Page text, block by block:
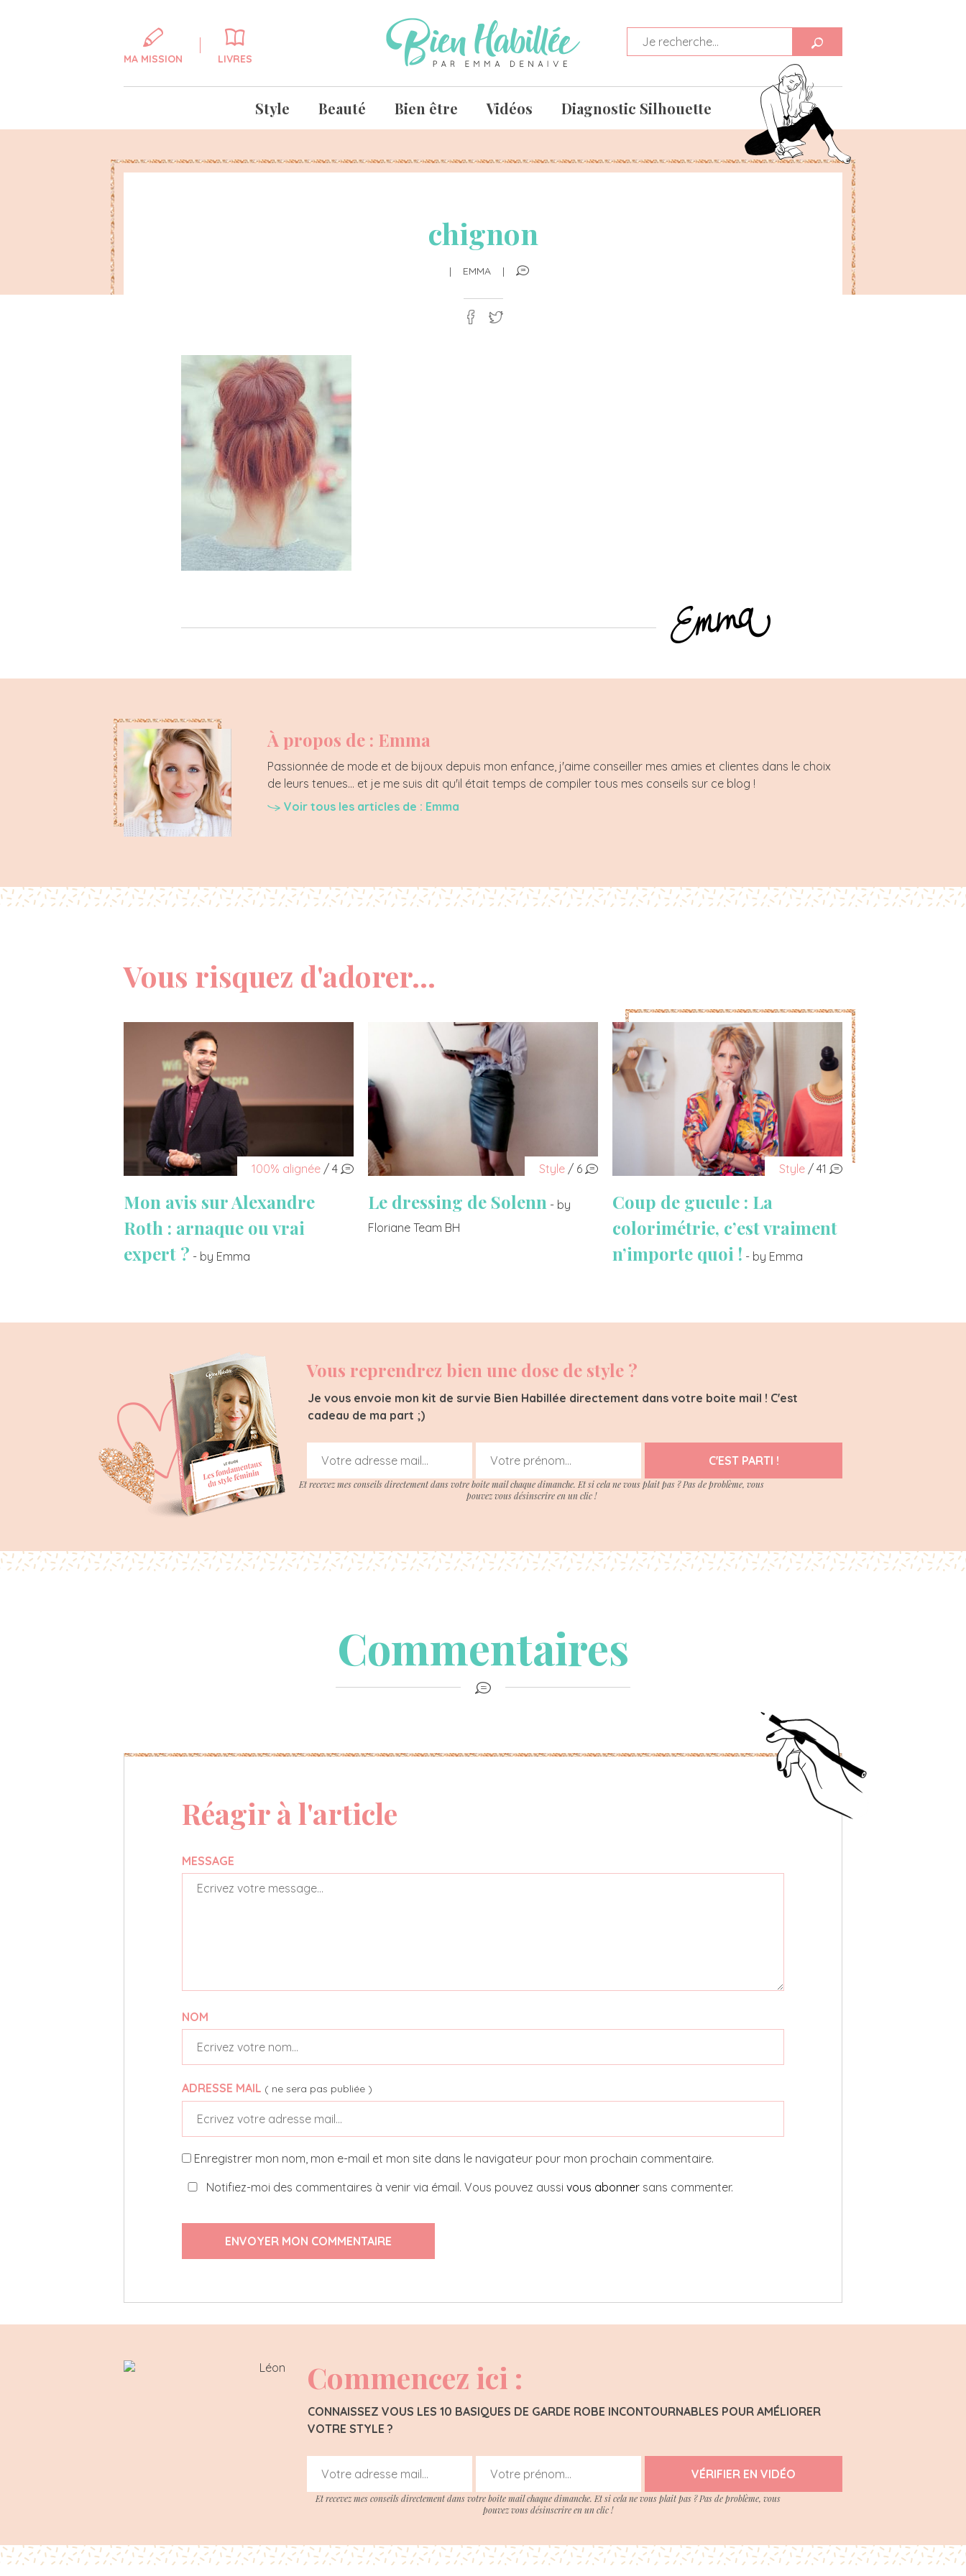
MA MISSION LIVRES
Style Beauté Bien être Vidéos Diagnostic Silhouette
chignon
| EMMA |
À propos de : Emma
Passionnée de mode et de bijoux depuis mon enfance, j'aime conseiller mes amies et clientes dans le choix
de leurs tenues... et je me suis dit qu'il était temps de compiler tous mes conseils sur ce blog !
Voir tous les articles de : Emma
Vous risquez d'adorer...
100% alignée / 4
Mon avis sur Alexandre
Roth : arnaque ou vrai
expert ? - by Emma
Style / 6
Le dressing de Solenn - by
Floriane Team BH
Style / 41
Coup de gueule : La
colorimétrie, c’est vraiment
n’importe quoi ! - by Emma
Vous reprendrez bien une dose de style ?
Je vous envoie mon kit de survie Bien Habillée directement dans votre boite mail ! C'est
cadeau de ma part ;)
C'EST PARTI !
Et recevez mes conseils directement dans votre boite mail chaque dimanche. Et si cela ne vous plait pas ? Pas de problème, vous
pouvez vous désinscrire en un clic !
Commentaires
Réagir à l'article
MESSAGE
NOM
ADRESSE MAIL ( ne sera pas publiée )
Enregistrer mon nom, mon e-mail et mon site dans le navigateur pour mon prochain commentaire.
Notifiez-moi des commentaires à venir via émail. Vous pouvez aussi vous abonner sans commenter.
ENVOYER MON COMMENTAIRE
Commencez ici :
CONNAISSEZ VOUS LES 10 BASIQUES DE GARDE ROBE INCONTOURNABLES POUR AMÉLIORER
VOTRE STYLE ?
VÉRIFIER EN VIDÉO
Et recevez mes conseils directement dans votre boite mail chaque dimanche. Et si cela ne vous plait pas ? Pas de problème, vous
pouvez vous désinscrire en un clic !